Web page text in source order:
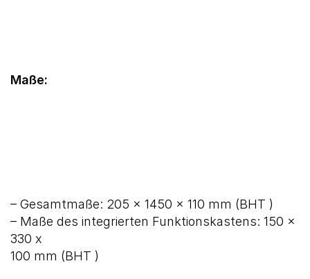
Maße:
– Gesamtmaße: 205 x 1450 x 110 mm (BHT )
– Maße des integrierten Funktionskastens: 150 x
330 x
100 mm (BHT )